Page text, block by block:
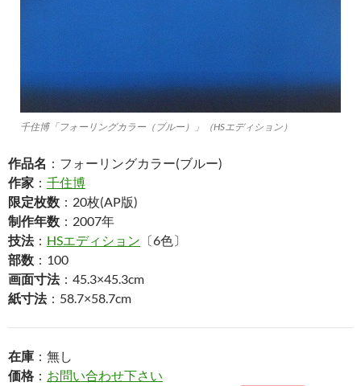
千住博「フォーリングカラー（ブルー）」（HSエディション）
作品名 ：フォーリングカラー(ブルー)
作家 ： 千住博
限定枚数 ：20枚(AP版)
制作年数 ：2007年
技法： HSエディション 〔6色〕
部数 ：100
画面寸法：45.3×45.3cm
紙寸法：58.7×58.7cm
在庫 ：無し
価格 ： お問い合わせ下さい